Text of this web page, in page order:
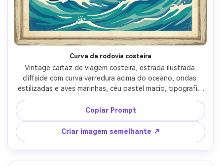
Curva da rodovia costeira
Vintage cartaz de viagem costeira, estrada ilustrada
cliffside com curva varredura acima do oceano, ondas
estilizadas e aves marinhas, céu pastel macio, tipografia
empilhada em negrito para "coastal DRIVE", pequeno
subtexto para número de rota e datas, moldura de
impressão de viagem clássica com borda, textura de
serigrafia, layout de design gráfico de alta qualidade,
lente de 85mm, profundidade de campo rasa, iluminação
cinematográfica suave-AR 4:5
Copiar Prompt
Criar imagem semelhante ↗
Crie imagens com
IA sem limites.
100% grátis!
Comece Grátis →